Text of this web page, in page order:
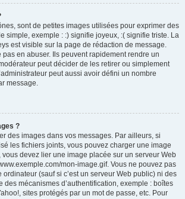
sont de petites images utilisées pour exprimer des
simple, exemple : :) signifie joyeux, :( signifie triste. La
est visible sur la page de rédaction de message.
pas en abuser. Ils peuvent rapidement rendre un
peut décider de les retirer ou simplement
peut aussi avoir défini un nombre
message.
?
des images dans vos messages. Par ailleurs, si
les fichiers joints, vous pouvez charger une image
vous devez lier une image placée sur un serveur Web
mon-image.gif. Vous ne pouvez pas
ordinateur (sauf si c’est un serveur Web public) ni des
des mécanismes d’authentification, exemple : boîtes
sites protégés par un mot de passe, etc. Pour